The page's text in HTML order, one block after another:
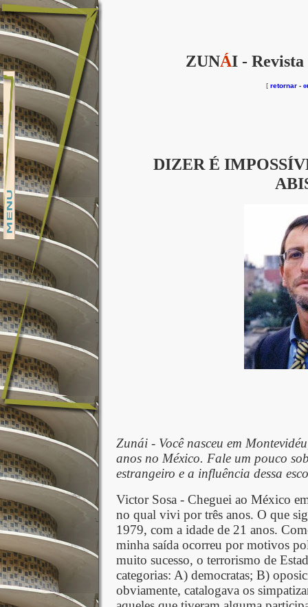
ZUNÁI - Revista
[ retornar -
DIZER É
Zunái - Você nasceu em
anos no México. Fale um pouco
estrangeiro e a influência dessa
Victor Sosa - Cheguei ao México
no qual vivi por três anos. O que
1979, com a idade de 21 anos.
minha saída ocorreu por motivos
muito sucesso, o terrorismo de
categorias: A) democratas; B)
obviamente, catalogava os